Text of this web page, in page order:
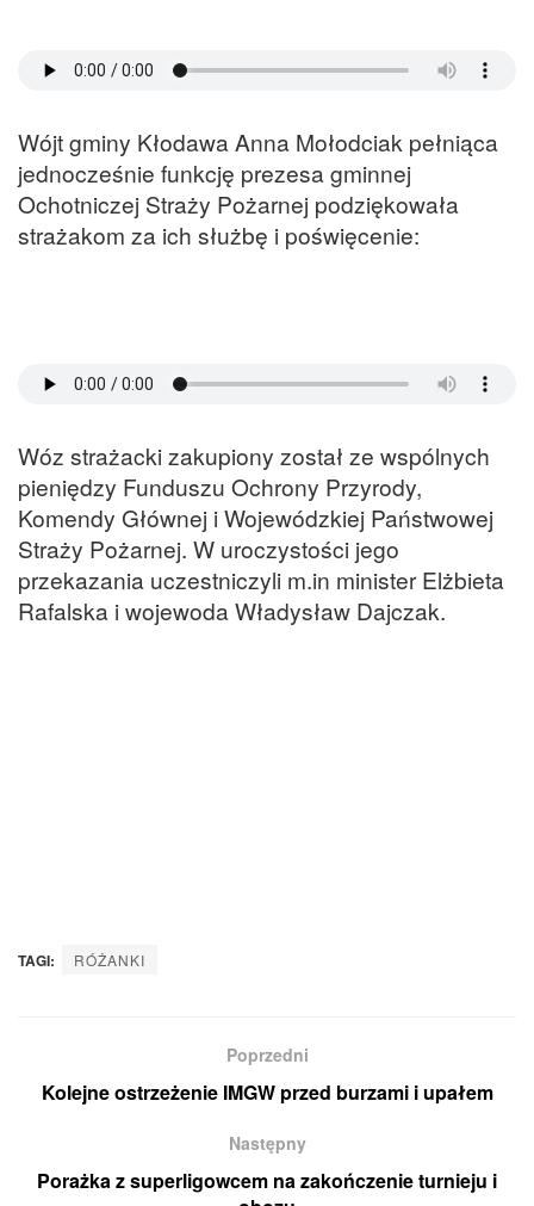
Wójt gminy Kłodawa Anna Mołodciak pełniąca
jednocześnie funkcję prezesa gminnej
Ochotniczej Straży Pożarnej podziękowała
strażakom za ich służbę i poświęcenie:
Wóz strażacki zakupiony został ze wspólnych
pieniędzy Funduszu Ochrony Przyrody,
Komendy Głównej i Wojewódzkiej Państwowej
Straży Pożarnej. W uroczystości jego
przekazania uczestniczyli m.in minister Elżbieta
Rafalska i wojewoda Władysław Dajczak.
TAGI: RÓŻANKI
Poprzedni
Kolejne ostrzeżenie IMGW przed burzami i upałem
Następny
Porażka z superligowcem na zakończenie turnieju i